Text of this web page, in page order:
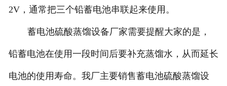
2V，通常把三个铅蓄电池串联起来使用。
蓄电池硫酸蒸馏设备厂家需要提醒大家的是，
铅蓄电池在使用一段时间后要补充蒸馏水，从而延长
电池的使用寿命。我厂主要销售蓄电池硫酸蒸馏设